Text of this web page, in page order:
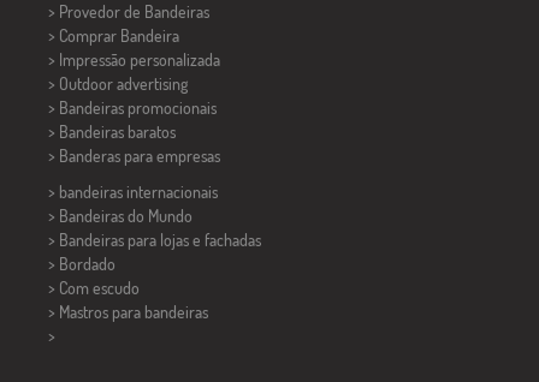
> Provedor de Bandeiras
> Comprar Bandeira
> Impressão personalizada
> Outdoor advertising
> Bandeiras promocionais
> Bandeiras baratos
> Banderas para empresas
> bandeiras internacionais
> Bandeiras do Mundo
> Bandeiras para lojas e fachadas
> Bordado
> Com escudo
> Mastros para bandeiras
>